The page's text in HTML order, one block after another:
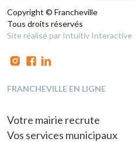
Copyright © Francheville
Tous droits réservés
Site réalisé par Intuitiv Interactive
FRANCHEVILLE EN LIGNE
Votre mairie recrute
Vos services municipaux